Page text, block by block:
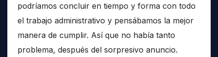
podríamos concluir en tiempo y forma con todo
el trabajo administrativo y pensábamos la mejor
manera de cumplir. Así que no había tanto
problema, después del sorpresivo anuncio.